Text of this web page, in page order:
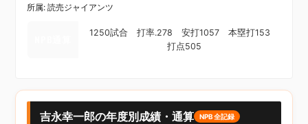
所属: 読売ジャイアンツ
1250試合 打率.278 安打1057 本塁打153
打点505
吉永幸一郎の年度別成績・通算 NPB全記録